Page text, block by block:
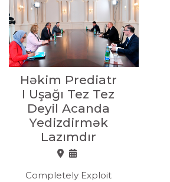
Həkim Prediatr
I Uşağı Tez Tez
Deyil Acanda
Yedizdirmək
Lazımdır
Completely Exploit